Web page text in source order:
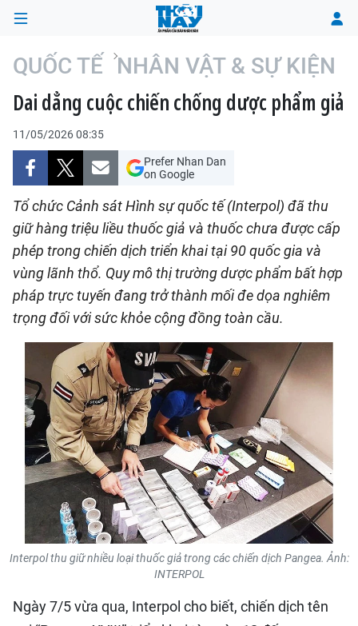
TRANG CHỦ
THỜI SỰ
CHÍNH TRỊ
XÃ HỘI
KINH TẾ
ĐÔ THỊ
VĂN HÓA - VĂN NGHỆ
QUỐC TẾ
THỂ THAO
DU LỊCH
HỒ SƠ - TƯ LIỆU
NHÂN DÂN ĐIỆN TỬ
NHÂN DÂN HẰNG THÁNG
NHÂN DÂN CUỐI TUẦN
QUỐC TẾ NHÂN VẬT & SỰ KIỆN
Dai dẳng cuộc chiến chống dược phẩm giả
11/05/2026 08:35
Prefer Nhan Dan
on Google
Tổ chức Cảnh sát Hình sự quốc tế (Interpol) đã thu
giữ hàng triệu liều thuốc giả và thuốc chưa được cấp
phép trong chiến dịch triển khai tại 90 quốc gia và
vùng lãnh thổ. Quy mô thị trường dược phẩm bất hợp
pháp trực tuyến đang trở thành mối đe dọa nghiêm
trọng đối với sức khỏe cộng đồng toàn cầu.
Interpol thu giữ nhiều loại thuốc giả trong các chiến dịch Pangea. Ảnh:
INTERPOL
Ngày 7/5 vừa qua, Interpol cho biết, chiến dịch tên